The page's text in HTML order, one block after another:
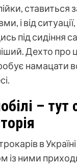
ставиться
і від
під сидіння
Дехто про
намацати
– тут
в
із ними